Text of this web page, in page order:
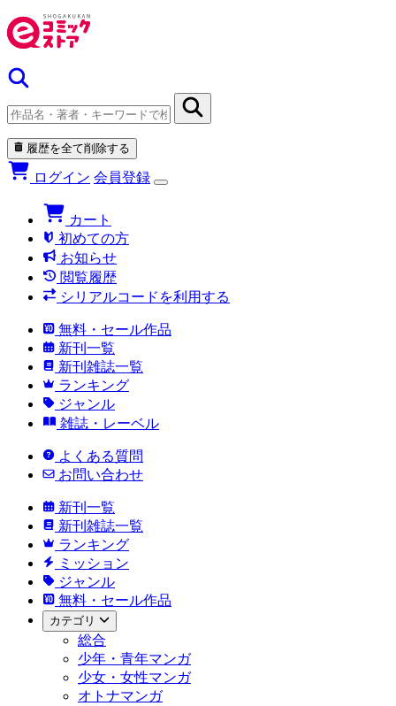
履歴を全て削除する
ログイン 会員登録
カート
初めての方
お知らせ
閲覧履歴
シリアルコードを利用する
無料・セール作品
新刊一覧
新刊雑誌一覧
ランキング
ジャンル
雑誌・レーベル
よくある質問
お問い合わせ
新刊一覧
新刊雑誌一覧
ランキング
ミッション
ジャンル
無料・セール作品
カテゴリ
総合
少年・青年マンガ
少女・女性マンガ
オトナマンガ